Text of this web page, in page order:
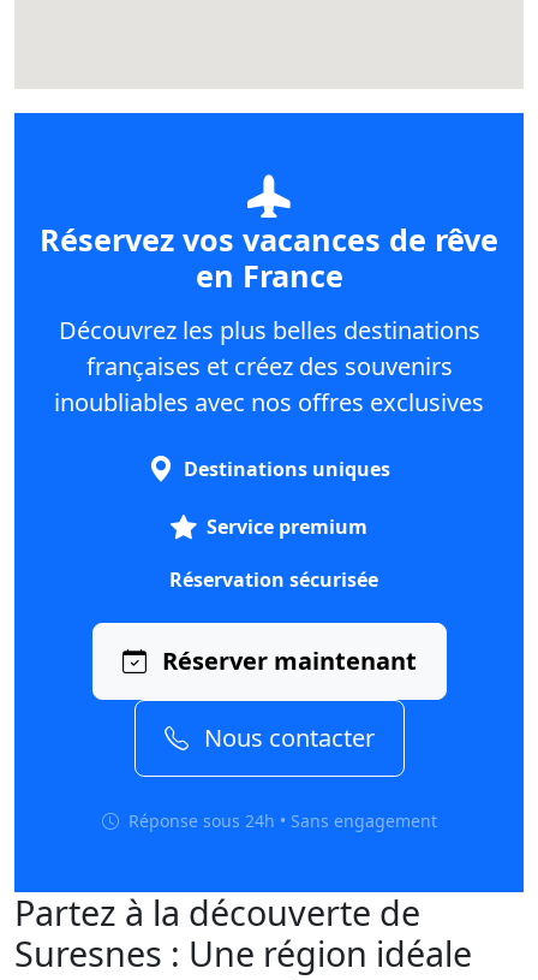
Réservez vos vacances de rêve
en France
Découvrez les plus belles destinations
françaises et créez des souvenirs
inoubliables avec nos offres exclusives
Destinations uniques
Service premium
Réservation sécurisée
Réserver maintenant
Nous contacter
Réponse sous 24h • Sans engagement
Partez à la découverte de
Suresnes : Une région idéale